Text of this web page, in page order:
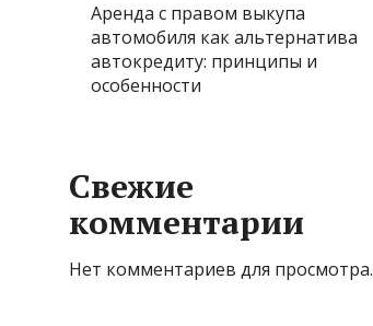
Аренда с правом выкупа
автомобиля как альтернатива
автокредиту: принципы и
особенности
Свежие
комментарии
Нет комментариев для просмотра.